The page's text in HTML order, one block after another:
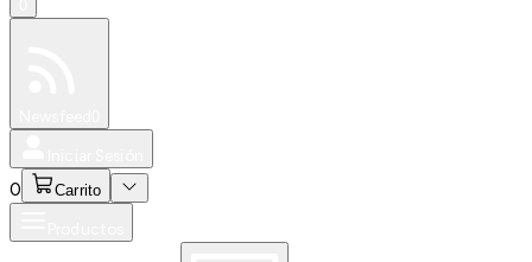
0 Carrito